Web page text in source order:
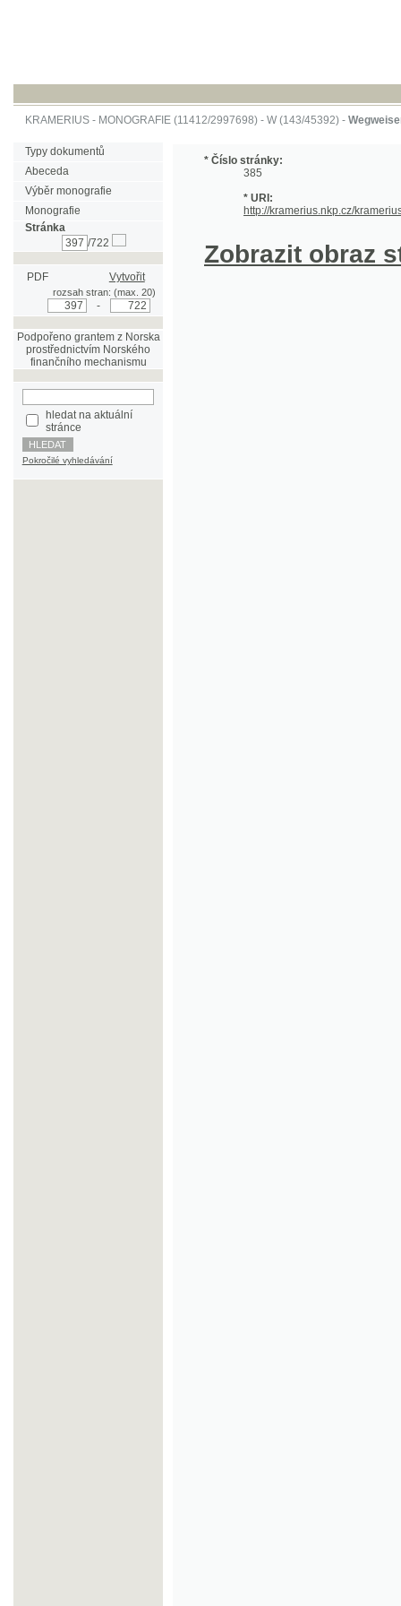
KRAMERIUS-MONOGRAFIE(11412/2997698) -W (143/45392)-Wegweiser durch
Abeceda
Výběr monografie
Monografie
Stránka
PDF Vytvořit
rozsah stran: (max. 20)
Podpořeno grantem z Norska
prostřednictvím Norského
finančního mechanismu
stránce
Pokročilé vyhledávání
385
* URI:
http://kramerius.nkp.cz/kramerius/